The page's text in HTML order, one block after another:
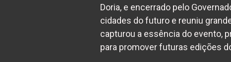
Doria, e encerrado pelo
cidades do futuro e reuniu
capturou a essência do evento,
para promover futuras edições